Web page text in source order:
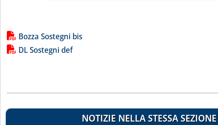
Lista allegati PDF alla notizia
Bozza Sostegni bis
DL Sostegni def
NOTIZIE NELLA STESSA SEZIONE